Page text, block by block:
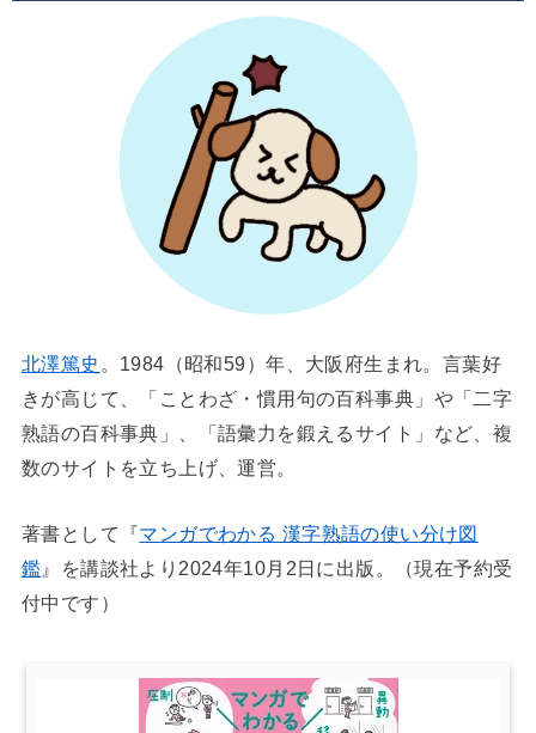
北澤篤史 。1984（昭和59）年、大阪府生まれ。言葉好
きが高じて、「ことわざ・慣用句の百科事典」や「二字
熟語の百科事典」、「語彙力を鍛えるサイト」など、複
数のサイトを立ち上げ、運営。
著書として『マンガでわかる 漢字熟語の使い分け図
鑑 』を講談社より2024年10月2日に出版。（現在予約受
付中です）